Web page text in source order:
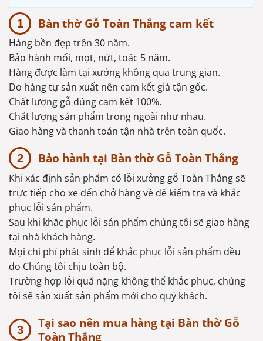
Bàn thờ Gỗ Toàn Thắng cam kết
Hàng bền đẹp trên 30 năm.
Bảo hành mối, mọt, nứt, toác 5 năm.
Hàng được làm tại xưởng không qua trung gian.
Do hàng tự sản xuất nên cam kết giá tận gốc.
Chất lượng gỗ đúng cam kết 100%.
Chất lượng sản phẩm trong ngoài như nhau.
Giao hàng và thanh toán tận nhà trên toàn quốc.
Bảo hành tại Bàn thờ Gỗ Toàn Thắng
Khi xác định sản phẩm có lỗi xưởng gỗ Toàn Thắng sẽ
trực tiếp cho xe đến chở hàng về để kiểm tra và khắc
phục lỗi sản phẩm.
Sau khi khắc phục lỗi sản phẩm chúng tôi sẽ giao hàng
tại nhà khách hàng.
Mọi chi phí phát sinh để khắc phục lỗi sản phẩm đều
do Chúng tôi chịu toàn bộ.
Trường hợp lỗi quá nặng không thể khắc phục, chúng
tôi sẽ sản xuất sản phẩm mới cho quý khách.
Tại sao nên mua hàng tại Bàn thờ Gỗ
Toàn Thắng